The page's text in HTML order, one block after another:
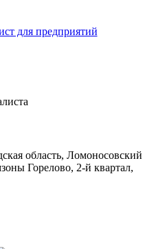
для предприятий
область, Ломоносовский
Горелово, 2-й квартал,